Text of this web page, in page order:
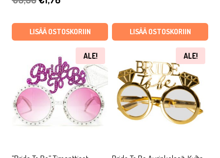
oli:
on:
€1,76.
LISÄÄ OSTOSKORIIN
€5,90.€2,66.
LISÄÄ OSTOSKORIIN
ALE! ALE!